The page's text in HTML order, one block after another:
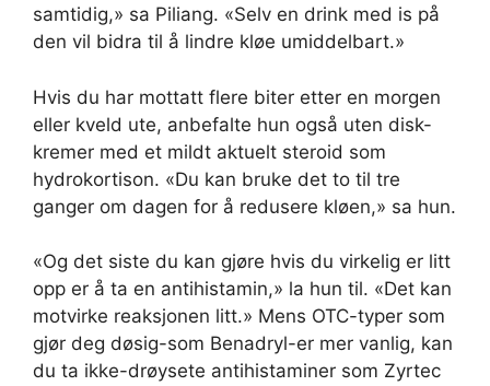
samtidig,» sa Piliang. «Selv en drink med is på
den vil bidra til å lindre kløe umiddelbart.»
Hvis du har mottatt flere biter etter en morgen
eller kveld ute, anbefalte hun også uten disk-
kremer med et mildt aktuelt steroid som
hydrokortison. «Du kan bruke det to til tre
ganger om dagen for å redusere kløen,» sa hun.
«Og det siste du kan gjøre hvis du virkelig er litt
opp er å ta en antihistamin,» la hun til. «Det kan
motvirke reaksjonen litt.» Mens OTC-typer som
gjør deg døsig-som Benadryl-er mer vanlig, kan
du ta ikke-drøysete antihistaminer som Zyrtec